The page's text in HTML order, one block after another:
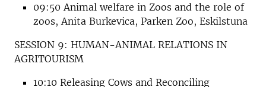
09:50 Animal welfare in Zoos and the role of
zoos, Anita Burkevica, Parken Zoo, Eskilstuna
SESSION 9: HUMAN-ANIMAL RELATIONS IN
AGRITOURISM
10:10 Releasing Cows and Reconciling